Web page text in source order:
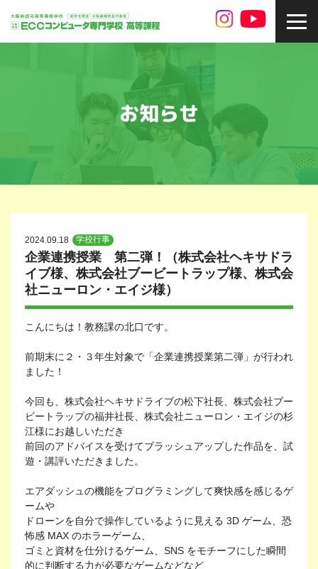
お知らせ
2024.09.18 学校行事
企業連携授業 第二弾！（株式会社ヘキサドラ
イブ様、株式会社ブービートラップ様、株式会
社ニューロン・エイジ様）
こんにちは！教務課の北口です。
前期末に２・３年生対象で「企業連携授業第二弾」が行われ
ました！
今回も、株式会社ヘキサドライブの松下社長、株式会社ブー
ビートラップの福井社長、株式会社ニューロン・エイジの杉
江様にお越しいただき
前回のアドバイスを受けてブラッシュアップした作品を、試
遊・講評いただきました。
エアダッシュの機能をプログラミングして爽快感を感じるゲ
ームや
ドローンを自分で操作しているように見える 3D ゲーム、恐
怖感 MAX のホラーゲーム、
ゴミと資材を仕分けるゲーム、SNS をモチーフにした瞬間
的に判断する力が必要なゲームなどなど